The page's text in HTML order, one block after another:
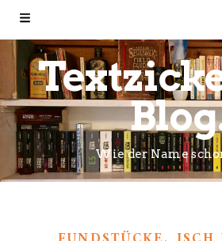
Wie der Name